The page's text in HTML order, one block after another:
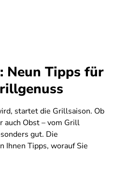
Neun Tipps für
startet die Grillsaison. Ob
auch Obst – vom Grill
gut. Die
Ihnen Tipps, worauf Sie